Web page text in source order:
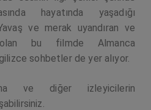
hayatında yaşadığı
ve merak uyandıran ve
olan bu filmde Almanca
sohbetler de yer alıyor.
ve diğer izleyicilerin